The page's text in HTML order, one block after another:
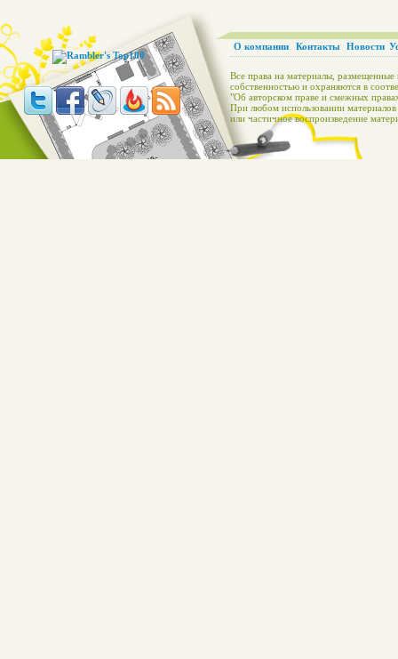
О компании Контакты Новости
Все права на материалы, размещенные
собственностью и охраняются в
"Об авторском праве и смежных
При любом использовании
или частичное воспроизведение